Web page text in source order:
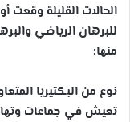
الحالات القليلة
للبرهان الرياضي
منها:
نوع من البكتيريا
تعيش في جماعات